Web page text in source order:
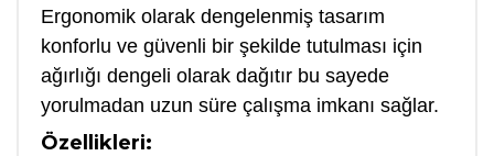
Ergonomik olarak dengelenmiş tasarım
konforlu ve güvenli bir şekilde tutulması için
ağırlığı dengeli olarak dağıtır bu sayede
yorulmadan uzun süre çalışma imkanı sağlar.
Özellikleri: